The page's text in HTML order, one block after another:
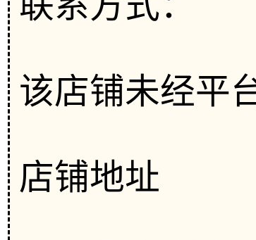
该店铺未经平
店铺地址